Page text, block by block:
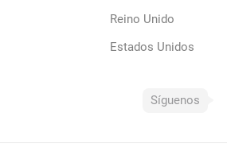
Reino Unido
Estados Unidos
Síguenos